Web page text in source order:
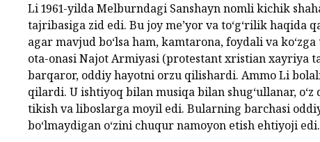
Li 1961-yilda Melburndagi Sanshayn nomli kichik
tajribasiga zid edi. Bu joy me’yor va to‘g‘rilik haqida
agar mavjud bo‘lsa ham, kamtarona, foydali va
ota-onasi Najot Armiyasi (protestant xristian xayriya
barqaror, oddiy hayotni orzu qilishardi. Ammo Li
qilardi. U ishtiyoq bilan musiqa bilan shug‘ullanar,
tikish va liboslarga moyil edi. Bularning barchasi
bo‘lmaydigan o‘zini chuqur namoyon etish ehtiyoji edi.